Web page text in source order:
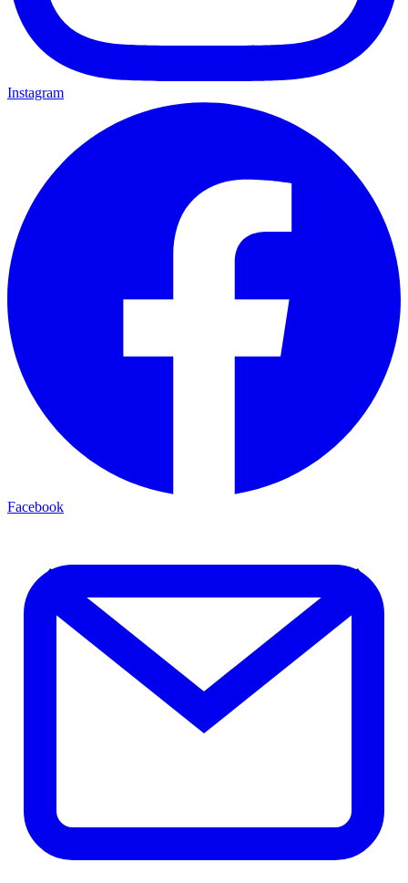
Instagram
Facebook